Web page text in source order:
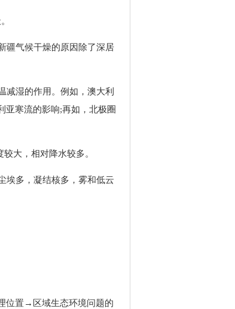
疆气候干燥的原因除了深居
减湿的作用。例如，澳大利
亚寒流的影响;再如，北极圈
大，相对降水较多。
埃多，凝结核多，雾和低云
位置→区域生态环境问题的